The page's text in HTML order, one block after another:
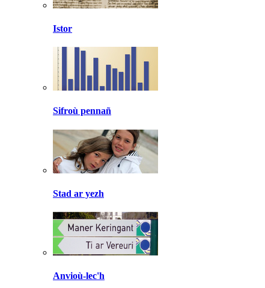
Istor
Sifroù pennañ
Stad ar yezh
Anvioù-lec'h